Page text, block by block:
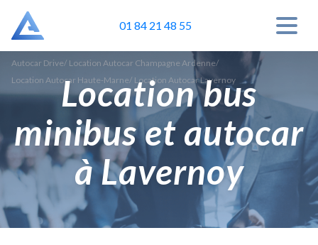
01 84 21 48 55
Autocar Drive/ Location Autocar Champagne Ardenne/
Location Autocar Haute-Marne/ Location Autocar Lavernoy
Location bus
minibus et autocar
à Lavernoy